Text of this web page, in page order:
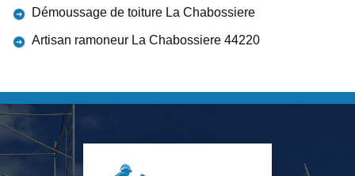
Démoussage de toiture La Chabossiere
Artisan ramoneur La Chabossiere 44220